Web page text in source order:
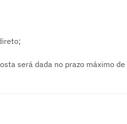
será dada no prazo máximo de